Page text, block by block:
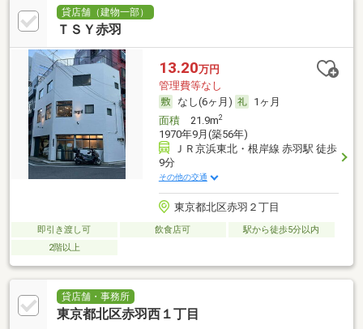
貸店舗（建物一部）
ＴＳＹ赤羽
13.20万円
管理費等なし
なし(6ヶ月)
1ヶ月
面積21.9m2
1970年9月(築56年)
ＪＲ京浜東北・根岸線 赤羽駅 徒歩
9分
その他の交通
東京都北区赤羽２丁目
即引き渡し可 飲食店可
駅から徒歩5分以内
2階以上
貸店舗・事務所
東京都北区赤羽西１丁目